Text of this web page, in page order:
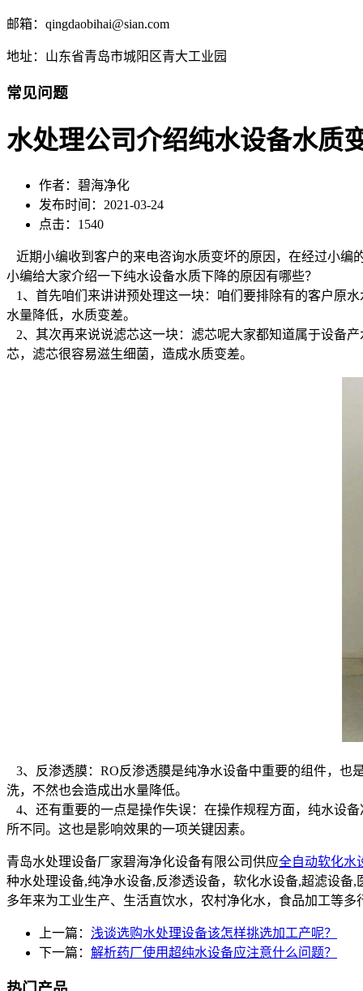
邮箱：qingdaobihai@sian.com
地址：山东省青岛市城阳区青大工业园
常见问题
水处理公司介绍纯水设备水质
作者：碧海净化
发布时间：2021-03-24
点击：1540
近期小编收到客户的来电咨询水质变坏的原因，在经过小编
小编给大家介绍一下纯水设备水质下降的原因有哪些？
1、首先咱们来讲讲预处理这一块：咱们要排除有的客户原
水量降低，水质变差。
2、其次再来说说滤芯这一块：滤芯呢大家都知道属于设备
芯，滤芯很容易滋生细菌，造成水质变差。
3、反渗透膜：RO反渗透膜是纯净水设备中重要的组件，也
洗，不然也会造成出水量降低。
4、还有重要的一点是操作失误：在操作规程方面，纯水设
所不同。这也是影响效果的一项关键因素。
青岛水处理设备厂家碧海净化设备有限公司供应全自动软化水
种水处理设备,纯净水设备,反渗透设备，软化水设备,超滤设
多年来为工业生产、生活直饮水，农村净化水，食品加工等
上一篇： 浅谈选购水处理设备该怎样挑选加工产呢？
下一篇： 解析药厂使用超纯水设备应注意什么问题？